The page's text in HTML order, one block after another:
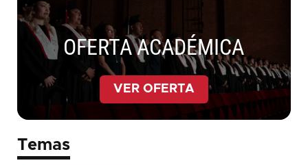
OFERTA ACADÉMICA
VER OFERTA
Temas